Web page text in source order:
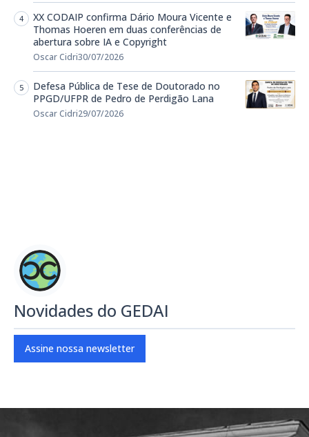
XX CODAIP confirma Dário Moura Vicente e
Thomas Hoeren em duas conferências de
abertura sobre IA e Copyright
Oscar Cidri30/07/2026
Defesa Pública de Tese de Doutorado no
PPGD/UFPR de Pedro de Perdigão Lana
Oscar Cidri29/07/2026
Novidades do GEDAI
Assine nossa newsletter